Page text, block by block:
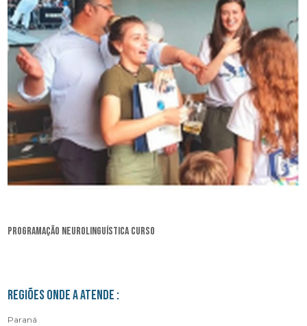
programação neurolinguística curso
Regiões onde a atende :
Paraná